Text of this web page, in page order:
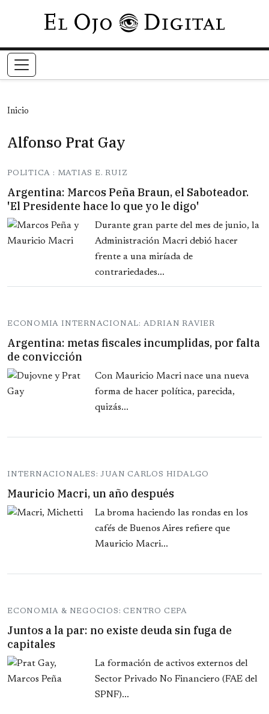
Pasar al contenido principal
Inicio
Alfonso Prat Gay
POLITICA : MATIAS E. RUIZ
Argentina: Marcos Peña Braun, el Saboteador.
'El Presidente hace lo que yo le digo'
Durante gran parte del mes de junio, la
Administración Macri debió hacer
frente a una miríada de
contrariedades...
ECONOMIA INTERNACIONAL: ADRIAN RAVIER
Argentina: metas fiscales incumplidas, por falta
de convicción
Con Mauricio Macri nace una nueva
forma de hacer política, parecida,
quizás...
INTERNACIONALES: JUAN CARLOS HIDALGO
Mauricio Macri, un año después
La broma haciendo las rondas en los
cafés de Buenos Aires refiere que
Mauricio Macri...
ECONOMIA & NEGOCIOS: CENTRO CEPA
Juntos a la par: no existe deuda sin fuga de
capitales
La formación de activos externos del
Sector Privado No Financiero (FAE del
SPNF)...